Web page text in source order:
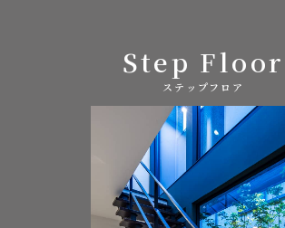
Step Floor
ステップフロア